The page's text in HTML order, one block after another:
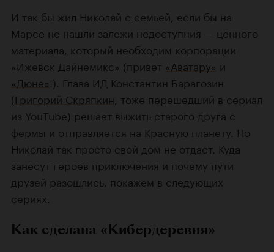
И так бы жил Николай с семьей, если бы на
Марсе не нашли залежи недоступния — ценного
материала, который необходим корпорации
«Ижевск Дайнемикс» (привет «Аватару» и
«Дюне»!). Глава ИД Константин Барагозин
(Григорий Скряпкин , тоже перешедший в сериал
из YouTube) решает выжить старого друга с
фермы и отправляется на Красную планету. Но
Николай так просто свой дом не отдаст. Куда
занесут героев приключения и почему пути
друзей разошлись, покажем в следующих
сериях.
Как сделана «Кибердеревня»